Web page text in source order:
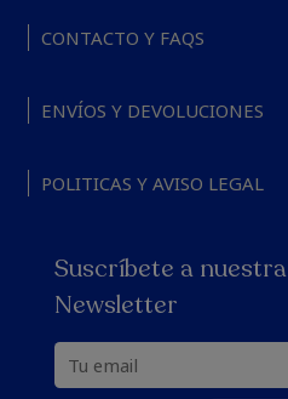
CONTACTO Y FAQS
ENVÍOS Y DEVOLUCIONES
POLITICAS Y AVISO LEGAL
Suscríbete a nuestra
Newsletter